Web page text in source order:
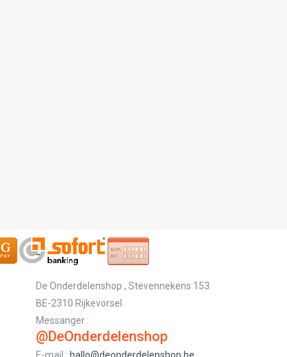
-
De Onderdelenshop , Stevennekens 153
BE-2310 Rijkevorsel
Messanger :
@DeOnderdelenshop